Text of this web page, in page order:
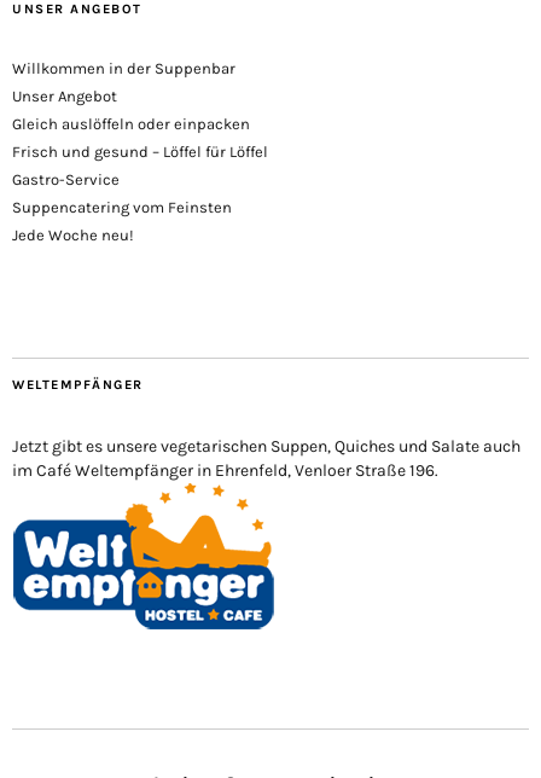
UNSER ANGEBOT
Willkommen in der Suppenbar
Unser Angebot
Gleich auslöffeln oder einpacken
Frisch und gesund – Löffel für Löffel
Gastro-Service
Suppencatering vom Feinsten
Jede Woche neu!
WELTEMPFÄNGER
Jetzt gibt es unsere vegetarischen Suppen, Quiches und Salate auch
im Café Weltempfänger in Ehrenfeld, Venloer Straße 196.